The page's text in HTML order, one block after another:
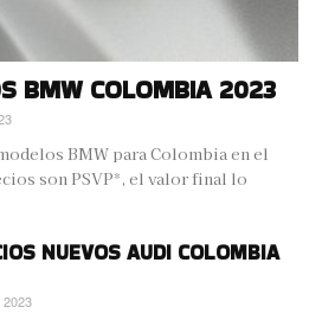
BMW COLOMBIA 2023
BMW para Colombia en el
son PSVP*, el valor final lo
NUEVOS AUDI COLOMBIA
2023